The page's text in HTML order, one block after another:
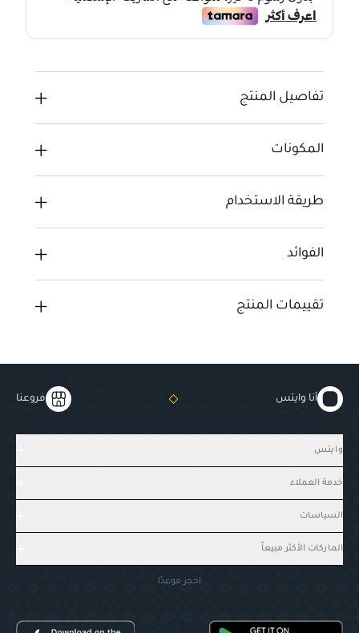
تفاصيل المنتج
المكونات
طريقة الاستخدام
الفوائد
تقييمات المنتج
أنا وايتس فروعنا
وايتس
خدمة العملاء
السياسات
الماركات الأكثر مبيعاً
احجز موعدًا